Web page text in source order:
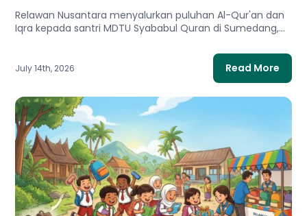
Relawan Nusantara menyalurkan puluhan Al-Qur'an dan
Iqra kepada santri MDTU Syababul Quran di Sumedang,
July 14th, 2026 Read More